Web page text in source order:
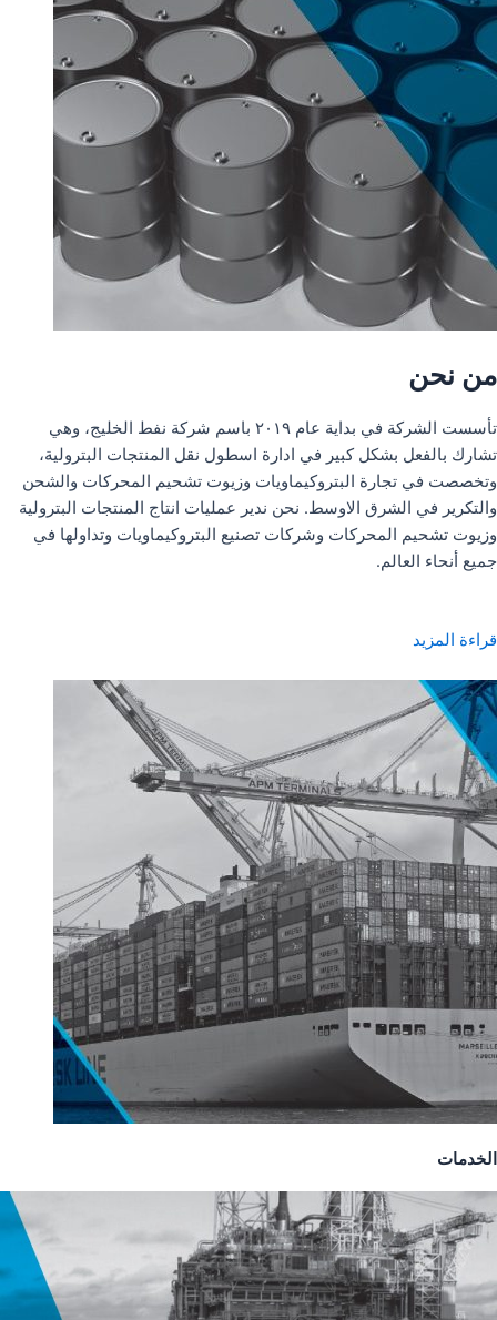
من نحن
تأسست الشركة في بداية عام ٢٠١٩ باسم شركة نفط الخليج، وهي
تشارك بالفعل بشكل كبير في ادارة اسطول نقل المنتجات البترولية،
وتخصصت في تجارة البتروكيماويات وزيوت تشحيم المحركات والشحن
والتكرير في الشرق الاوسط. نحن ندير عمليات انتاج المنتجات البترولية
وزيوت تشحيم المحركات وشركات تصنيع البتروكيماويات وتداولها في
جميع أنحاء العالم.
قراءة المزيد
الخدمات